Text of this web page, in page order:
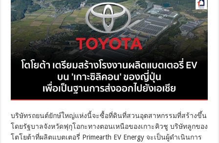
บริษัทรถยนต์ยักษ์ใหญ่แห่งนี้จะซื้อที่ดินที่สวนอุตสาหกรรมที่สร้างขึ้น
โดยรัฐบาลจังหวัดฟุกุโอกะทางตอนเหนือของเกาะคิวชู บริษัทลูกของ
โตโยต้าที่ผลิตแบตเตอรี่ Primearth EV Energy จะเป็นผู้ดำเนินการ